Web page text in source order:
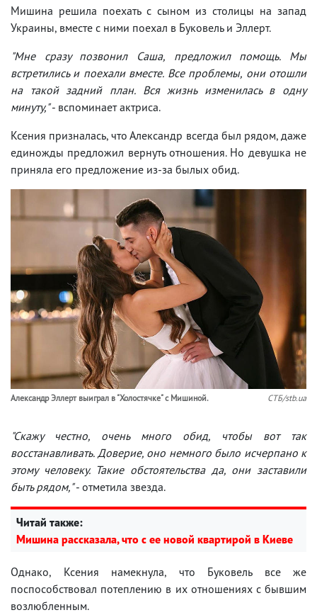
Мишина решила поехать с сыном из столицы на запад
Украины, вместе с ними поехал в Буковель и Эллерт.
"Мне сразу позвонил Саша, предложил помощь. Мы
встретились и поехали вместе. Все проблемы, они отошли
на такой задний план. Вся жизнь изменилась в одну
минуту,"- вспоминает актриса.
Ксения призналась, что Александр всегда был рядом, даже
единожды предложил вернуть отношения. Но девушка не
приняла его предложение из-за былых обид.
Александр Эллерт выиграл в "Холостячке" с Мишиной. СТБ/stb.ua
"Скажу честно, очень много обид, чтобы вот так
восстанавливать. Доверие, оно немного было исчерпано к
этому человеку. Такие обстоятельства да, они заставили
быть рядом,"- отметила звезда.
Читай также:
Мишина рассказала, что с ее новой квартирой в Киеве
Однако, Ксения намекнула, что Буковель все же
поспособствовал потеплению в их отношениях с бывшим
возлюбленным.